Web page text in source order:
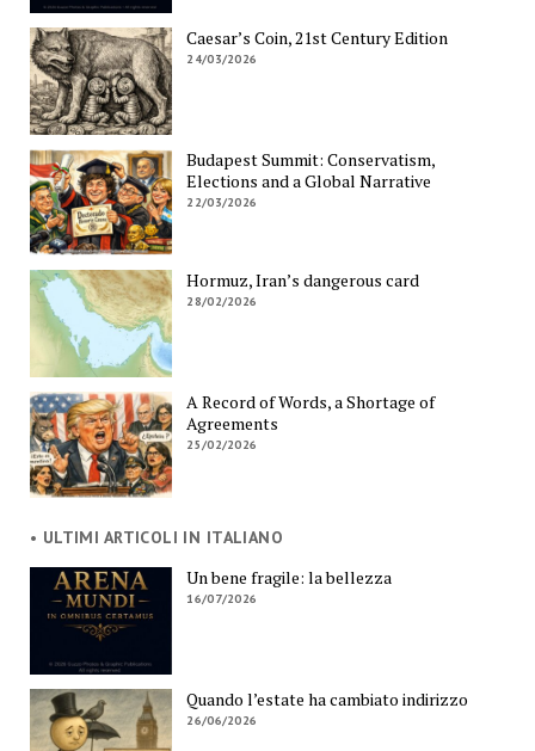
Caesar’s Coin, 21st Century Edition
24/03/2026
Budapest Summit: Conservatism,
Elections and a Global Narrative
22/03/2026
Hormuz, Iran’s dangerous card
28/02/2026
A Record of Words, a Shortage of
Agreements
25/02/2026
• ULTIMI ARTICOLI IN ITALIANO
Un bene fragile: la bellezza
16/07/2026
Quando l’estate ha cambiato indirizzo
26/06/2026